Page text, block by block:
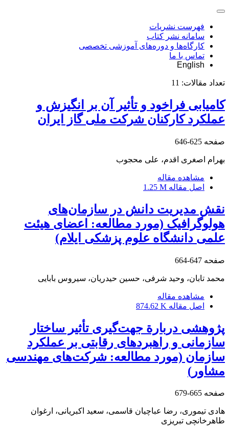
فهرست نشریات
سامانه نشر کتاب
کارگاه‌ها و دوره‌های آموزشی تخصصی
تماس با ما
English
تعداد مقالات: 11
کامیابی فراخود و تأثیر آن بر انگیزش و
عملکرد کارکنان شرکت ملی گاز ایران
صفحه 625-646
بهرام اصغری اقدم، علی محجوب
مشاهده مقاله
اصل مقاله 1.25 M
نقش مدیریت دانش در سازمان‌های
هولوگرافیک (مورد مطالعه: اعضای هیئت
علمی دانشگاه علوم پزشکی ایلام)
صفحه 647-664
محمد تابان، وحید شرفی، حسین حیدریان، سیروس بابایی
مشاهده مقاله
اصل مقاله 874.62 K
پژوهشی دربارة جهت‌گیری تأثیر ساختار
سازمانی و راهبردهای رقابتی بر عملکرد
سازمان (مورد مطالعه: شرکت‌های مهندسی
مشاور)
صفحه 665-679
هادی تیموری، رضا عباچیان قاسمی، سعید اکبریانی، ارغوان
طاهرخانچی تبریزی